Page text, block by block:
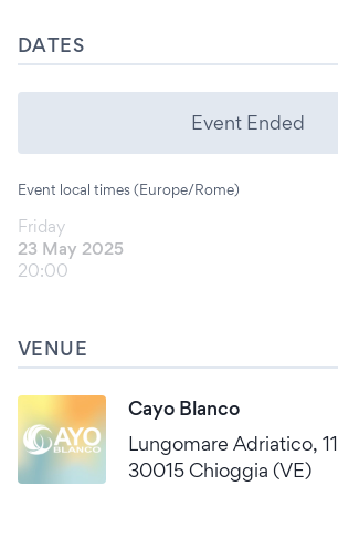
DATES
Event Ended
Event local times (Europe/Rome)
Friday
23 May 2025
20:00
VENUE
Cayo Blanco
Lungomare Adriatico, 11
30015 Chioggia (VE)